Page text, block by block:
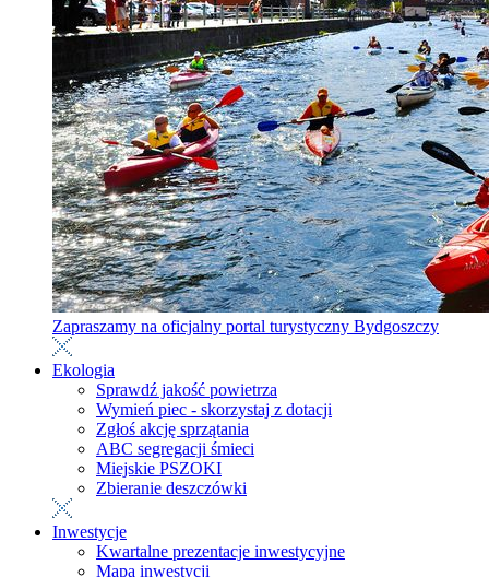
Zapraszamy na oficjalny portal turystyczny Bydgoszczy
Ekologia
Sprawdź jakość powietrza
Wymień piec - skorzystaj z dotacji
Zgłoś akcję sprzątania
ABC segregacji śmieci
Miejskie PSZOKI
Zbieranie deszczówki
Inwestycje
Kwartalne prezentacje inwestycyjne
Mapa inwestycji